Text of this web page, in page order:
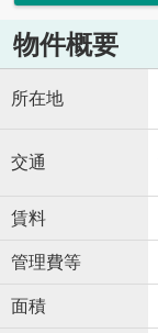
物件概要
所在地
交通
賃料
管理費等
面積